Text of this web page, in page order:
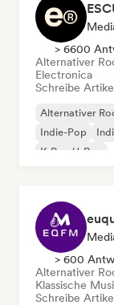
> 6600
Alternativer
Electronica
Schreibe
Alternativer
Indie-Pop
K-Pop/J-Pop
> 600
Alternativer
Klassische
Schreibe